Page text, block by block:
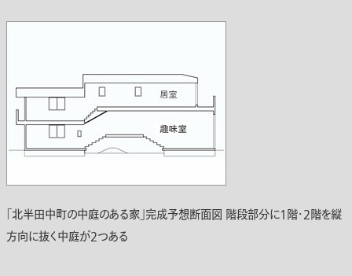
「北半田中町の中庭のある家」完成予想断面図 階段部分に1階・2階を縦
方向に抜く中庭が2つある